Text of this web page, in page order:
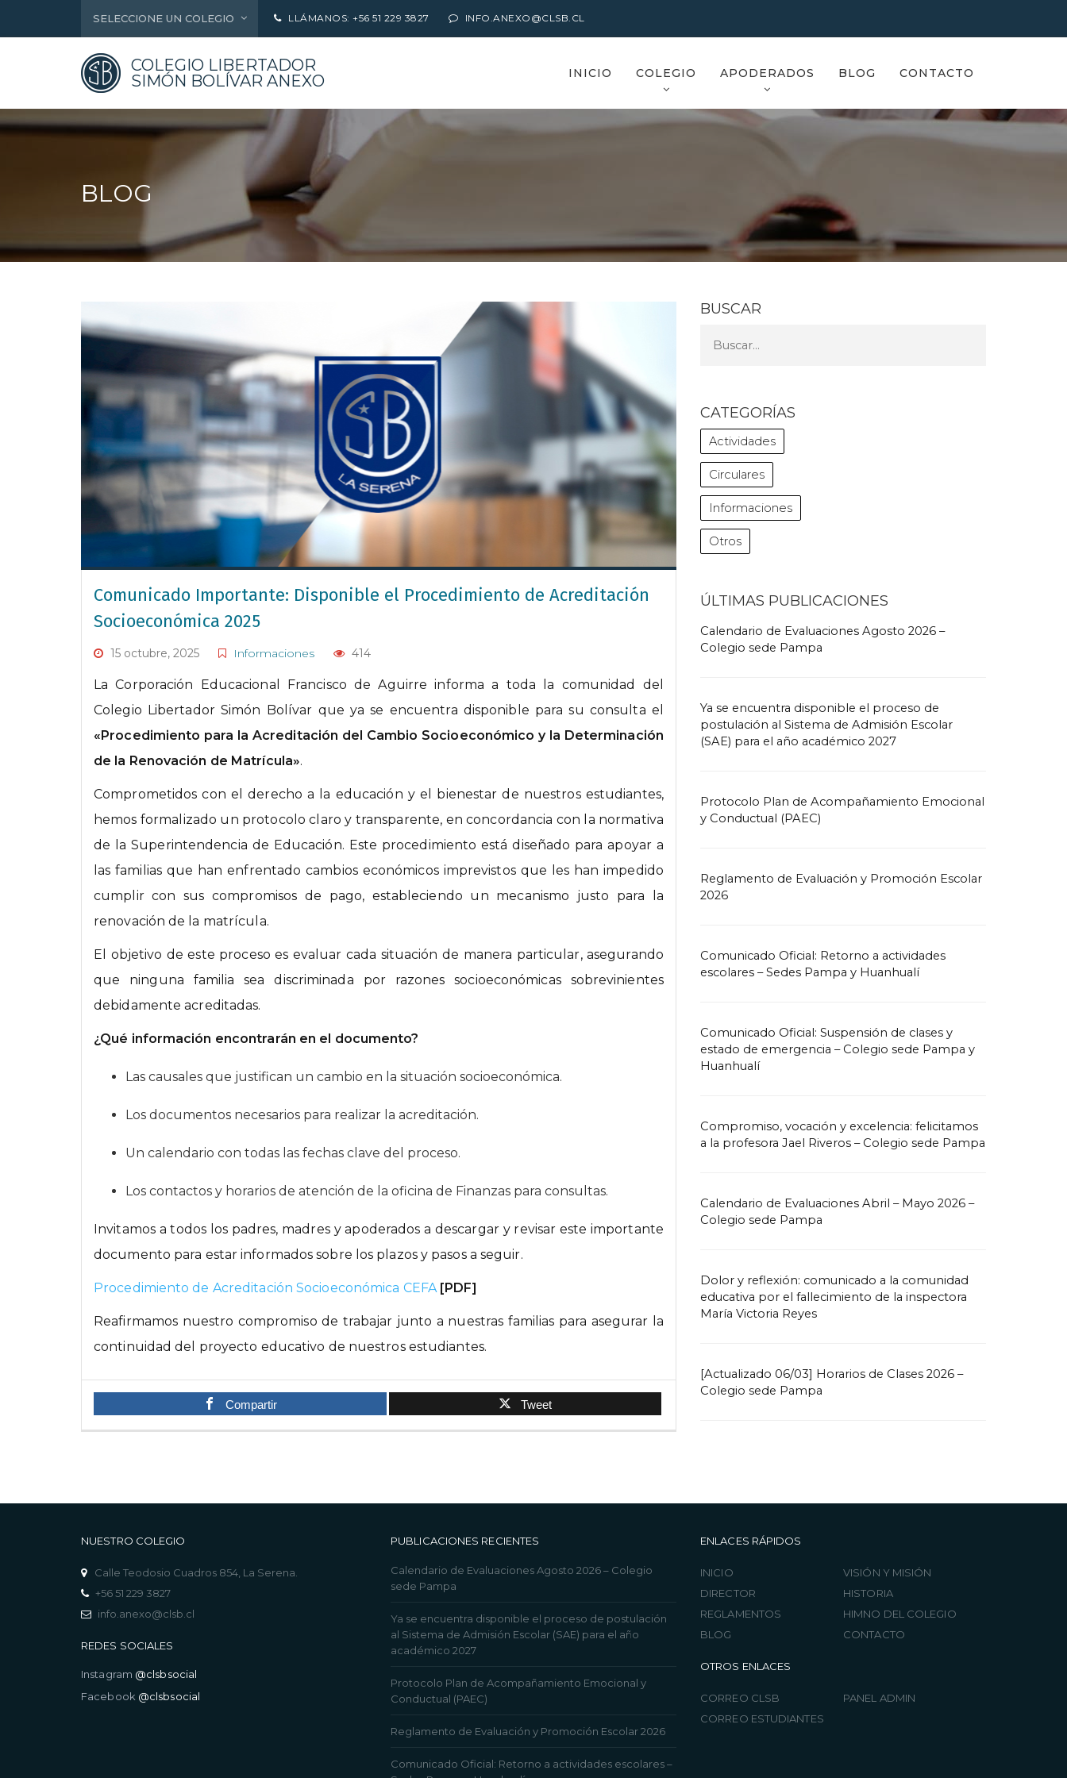
SELECCIONE UN COLEGIO LLÁMANOS: +56 51 229 3827 INFO.ANEXO@CLSB.CL
COLEGIO LIBERTADOR
SIMÓN BOLÍVAR ANEXO
INICIO COLEGIO APODERADOS BLOG CONTACTO
BLOG
Comunicado Importante: Disponible el Procedimiento de Acreditación
Socioeconómica 2025
15 octubre, 2025 Informaciones 414
La Corporación Educacional Francisco de Aguirre informa a toda la comunidad del
Colegio Libertador Simón Bolívar que ya se encuentra disponible para su consulta el
«Procedimiento para la Acreditación del Cambio Socioeconómico y la Determinación
de la Renovación de Matrícula».
Comprometidos con el derecho a la educación y el bienestar de nuestros estudiantes,
hemos formalizado un protocolo claro y transparente, en concordancia con la normativa
de la Superintendencia de Educación. Este procedimiento está diseñado para apoyar a
las familias que han enfrentado cambios económicos imprevistos que les han impedido
cumplir con sus compromisos de pago, estableciendo un mecanismo justo para la
renovación de la matrícula.
El objetivo de este proceso es evaluar cada situación de manera particular, asegurando
que ninguna familia sea discriminada por razones socioeconómicas sobrevinientes
debidamente acreditadas.
¿Qué información encontrarán en el documento?
Las causales que justifican un cambio en la situación socioeconómica.
Los documentos necesarios para realizar la acreditación.
Un calendario con todas las fechas clave del proceso.
Los contactos y horarios de atención de la oficina de Finanzas para consultas.
Invitamos a todos los padres, madres y apoderados a descargar y revisar este importante
documento para estar informados sobre los plazos y pasos a seguir.
Procedimiento de Acreditación Socioeconómica CEFA[PDF]
Reafirmamos nuestro compromiso de trabajar junto a nuestras familias para asegurar la
continuidad del proyecto educativo de nuestros estudiantes.
Compartir Tweet
BUSCAR
CATEGORÍAS
Actividades
Circulares
Informaciones
Otros
ÚLTIMAS PUBLICACIONES
Calendario de Evaluaciones Agosto 2026 –
Colegio sede Pampa
Ya se encuentra disponible el proceso de
postulación al Sistema de Admisión Escolar
(SAE) para el año académico 2027
Protocolo Plan de Acompañamiento Emocional
y Conductual (PAEC)
Reglamento de Evaluación y Promoción Escolar
2026
Comunicado Oficial: Retorno a actividades
escolares – Sedes Pampa y Huanhualí
Comunicado Oficial: Suspensión de clases y
estado de emergencia – Colegio sede Pampa y
Huanhualí
Compromiso, vocación y excelencia: felicitamos
a la profesora Jael Riveros – Colegio sede Pampa
Calendario de Evaluaciones Abril – Mayo 2026 –
Colegio sede Pampa
Dolor y reflexión: comunicado a la comunidad
educativa por el fallecimiento de la inspectora
María Victoria Reyes
[Actualizado 06/03] Horarios de Clases 2026 –
Colegio sede Pampa
NUESTRO COLEGIO
Calle Teodosio Cuadros 854, La Serena.
+56 51 229 3827
info.anexo@clsb.cl
REDES SOCIALES
Instagram @clsbsocial
Facebook @clsbsocial
PUBLICACIONES RECIENTES
Calendario de Evaluaciones Agosto 2026 – Colegio
sede Pampa
Ya se encuentra disponible el proceso de postulación
al Sistema de Admisión Escolar (SAE) para el año
académico 2027
Protocolo Plan de Acompañamiento Emocional y
Conductual (PAEC)
Reglamento de Evaluación y Promoción Escolar 2026
Comunicado Oficial: Retorno a actividades escolares –
ENLACES RÁPIDOS
INICIO
VISIÓN Y MISIÓN
DIRECTOR
HISTORIA
REGLAMENTOS
HIMNO DEL COLEGIO
BLOG
CONTACTO
OTROS ENLACES
CORREO CLSB
PANEL ADMIN
CORREO ESTUDIANTES